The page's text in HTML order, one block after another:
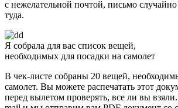
с нежелательной почтой, письмо
туда.
Я собрала для вас список вещей,
необходимых для посадки на самолет
В чек-листе собраны 20 вещей,
самолет. Вы можете распечатать этот
перед вылетом проверять, все ли вы